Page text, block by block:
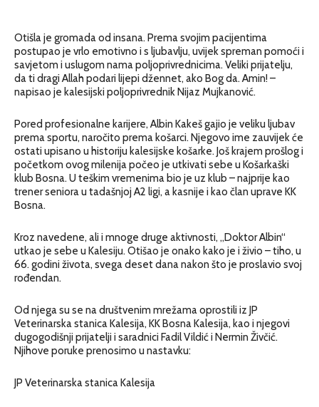
Otišla je gromada od insana. Prema svojim pacijentima
postupao je vrlo emotivno i s ljubavlju, uvijek spreman pomoći i
savjetom i uslugom nama poljoprivrednicima. Veliki prijatelju,
da ti dragi Allah podari lijepi džennet, ako Bog da. Amin! –
napisao je kalesijski poljoprivrednik Nijaz Mujkanović.
Pored profesionalne karijere, Albin Kakeš gajio je veliku ljubav
prema sportu, naročito prema košarci. Njegovo ime zauvijek će
ostati upisano u historiju kalesijske košarke. Još krajem prošlog i
početkom ovog milenija počeo je utkivati sebe u Košarkaški
klub Bosna. U teškim vremenima bio je uz klub – najprije kao
trener seniora u tadašnjoj A2 ligi, a kasnije i kao član uprave KK
Bosna.
Kroz navedene, ali i mnoge druge aktivnosti, „Doktor Albin“
utkao je sebe u Kalesiju. Otišao je onako kako je i živio – tiho, u
66. godini života, svega deset dana nakon što je proslavio svoj
rođendan.
Od njega su se na društvenim mrežama oprostili iz JP
Veterinarska stanica Kalesija, KK Bosna Kalesija, kao i njegovi
dugogodišnji prijatelji i saradnici Fadil Vildić i Nermin Živčić.
Njihove poruke prenosimo u nastavku:
JP Veterinarska stanica Kalesija